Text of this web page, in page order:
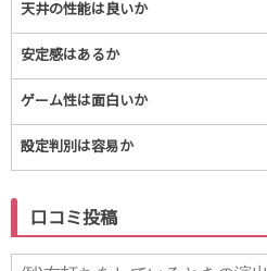
天井の性能は良いか
安定感はあるか
ゲーム性は面白いか
設定判別は容易か
口コミ投稿